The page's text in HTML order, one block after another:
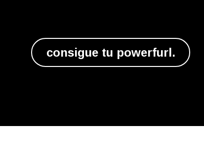
consigue tu power​​​​furl.